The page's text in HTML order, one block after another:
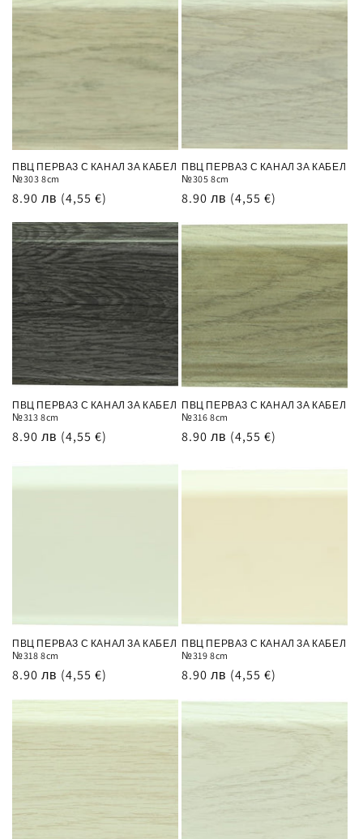
ПВЦ ПЕРВАЗ С КАНАЛ ЗА КАБЕЛ
№303 8cm
Обичайна
8.90 лв (4,55 €)
ПВЦ ПЕРВАЗ С КАНАЛ ЗА КАБЕЛ
№305 8cm
Обичайна
8.90 лв (4,55 €)
ПВЦ ПЕРВАЗ С КАНАЛ ЗА КАБЕЛ
№313 8cm
Обичайна
8.90 лв (4,55 €)
ПВЦ ПЕРВАЗ С КАНАЛ ЗА КАБЕЛ
№316 8cm
Обичайна
8.90 лв (4,55 €)
ПВЦ ПЕРВАЗ С КАНАЛ ЗА КАБЕЛ
№318 8cm
Обичайна
8.90 лв (4,55 €)
ПВЦ ПЕРВАЗ С КАНАЛ ЗА КАБЕЛ
№319 8cm
Обичайна
8.90 лв (4,55 €)